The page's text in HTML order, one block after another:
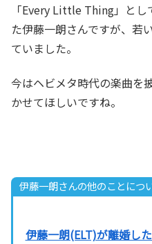
「Every Little Thing」とし
た伊藤一朗さんですが、若
ていました。
今はヘビメタ時代の楽曲を
かせてほしいですね。
伊藤一朗さんの他のことにつ
伊藤一朗(ELT)が離婚し